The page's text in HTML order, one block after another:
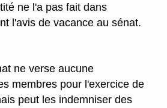
ne l'a pas fait dans
l'avis de vacance au sénat.
ne verse aucune
membres pour l'exercice de
peut les indemniser des